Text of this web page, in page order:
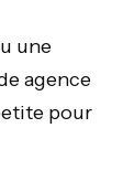
une
agence
pour